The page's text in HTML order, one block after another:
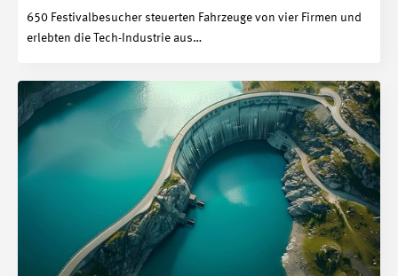
650 Festivalbesucher steuerten Fahrzeuge von vier Firmen und
erlebten die Tech-Industrie aus…